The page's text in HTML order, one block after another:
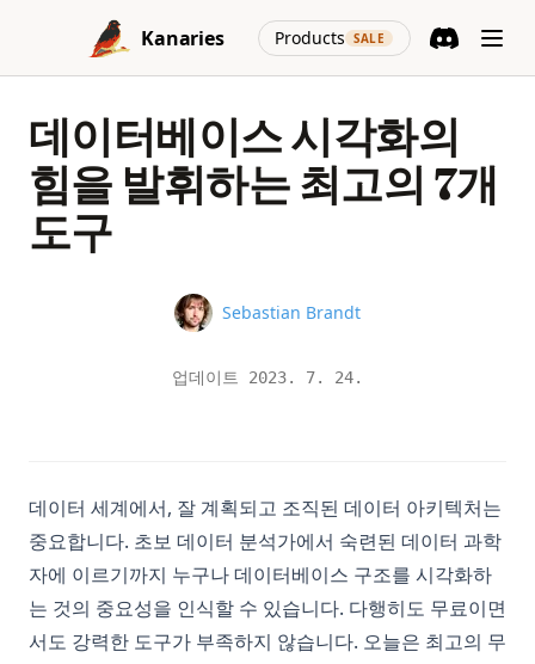
Skip to content
Kanaries
Products SALE
(opens in a
데이터베이스 시각화의
힘을 발휘하는 최고의 7개
도구
Name
Sebastian Brandt
업데이트 2023. 7. 24.
데이터 세계에서, 잘 계획되고 조직된 데이터 아키텍처는
중요합니다. 초보 데이터 분석가에서 숙련된 데이터 과학
자에 이르기까지 누구나 데이터베이스 구조를 시각화하
는 것의 중요성을 인식할 수 있습니다. 다행히도 무료이면
서도 강력한 도구가 부족하지 않습니다. 오늘은 최고의 무